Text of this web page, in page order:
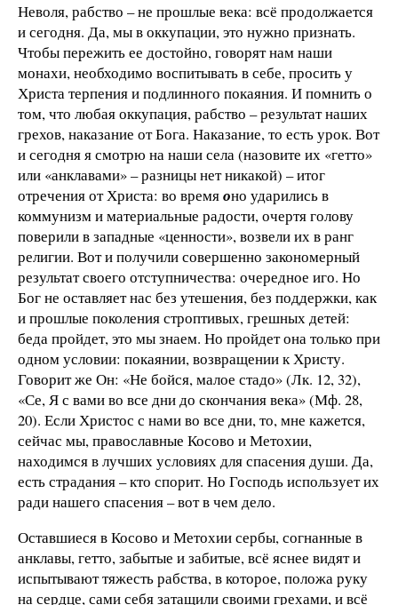
Неволя, рабство – не прошлые века: всё продолжается
и сегодня. Да, мы в оккупации, это нужно признать.
Чтобы пережить ее достойно, говорят нам наши
монахи, необходимо воспитывать в себе, просить у
Христа терпения и подлинного покаяния. И помнить о
том, что любая оккупация, рабство – результат наших
грехов, наказание от Бога. Наказание, то есть урок. Вот
и сегодня я смотрю на наши села (назовите их «гетто»
или «анклавами» – разницы нет никакой) – итог
отречения от Христа: во времяоно ударились в
коммунизм и материальные радости, очертя голову
поверили в западные «ценности», возвели их в ранг
религии. Вот и получили совершенно закономерный
результат своего отступничества: очередное иго. Но
Бог не оставляет нас без утешения, без поддержки, как
и прошлые поколения строптивых, грешных детей:
беда пройдет, это мы знаем. Но пройдет она только при
одном условии: покаянии, возвращении к Христу.
Говорит же Он: «Не бойся, малое стадо» (Лк. 12, 32),
«Се, Я с вами во все дни до скончания века» (Мф. 28,
20). Если Христос с нами во все дни, то, мне кажется,
сейчас мы, православные Косово и Метохии,
находимся в лучших условиях для спасения души. Да,
есть страдания – кто спорит. Но Господь использует их
ради нашего спасения – вот в чем дело.
Оставшиеся в Косово и Метохии сербы, согнанные в
анклавы, гетто, забытые и забитые, всё яснее видят и
испытывают тяжесть рабства, в которое, положа руку
на сердце, сами себя затащили своими грехами, и всё